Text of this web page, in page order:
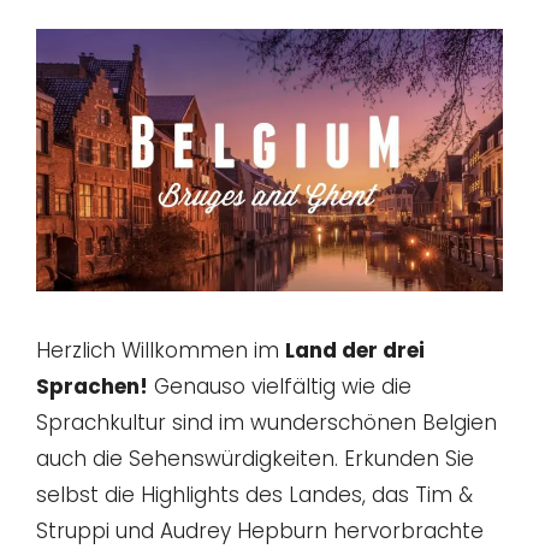
Herzlich Willkommen im Land der drei
Sprachen! Genauso vielfältig wie die
Sprachkultur sind im wunderschönen Belgien
auch die Sehenswürdigkeiten. Erkunden Sie
selbst die Highlights des Landes, das Tim &
Struppi und Audrey Hepburn hervorbrachte